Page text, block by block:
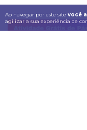
Ao navegar por este site você
agilizar a sua experiência de